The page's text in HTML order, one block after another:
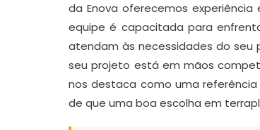
da Enova oferecemos
equipe é capacitada para
atendam às necessidades do seu
seu projeto está em mãos
nos destaca como uma referência
de que uma boa escolha em